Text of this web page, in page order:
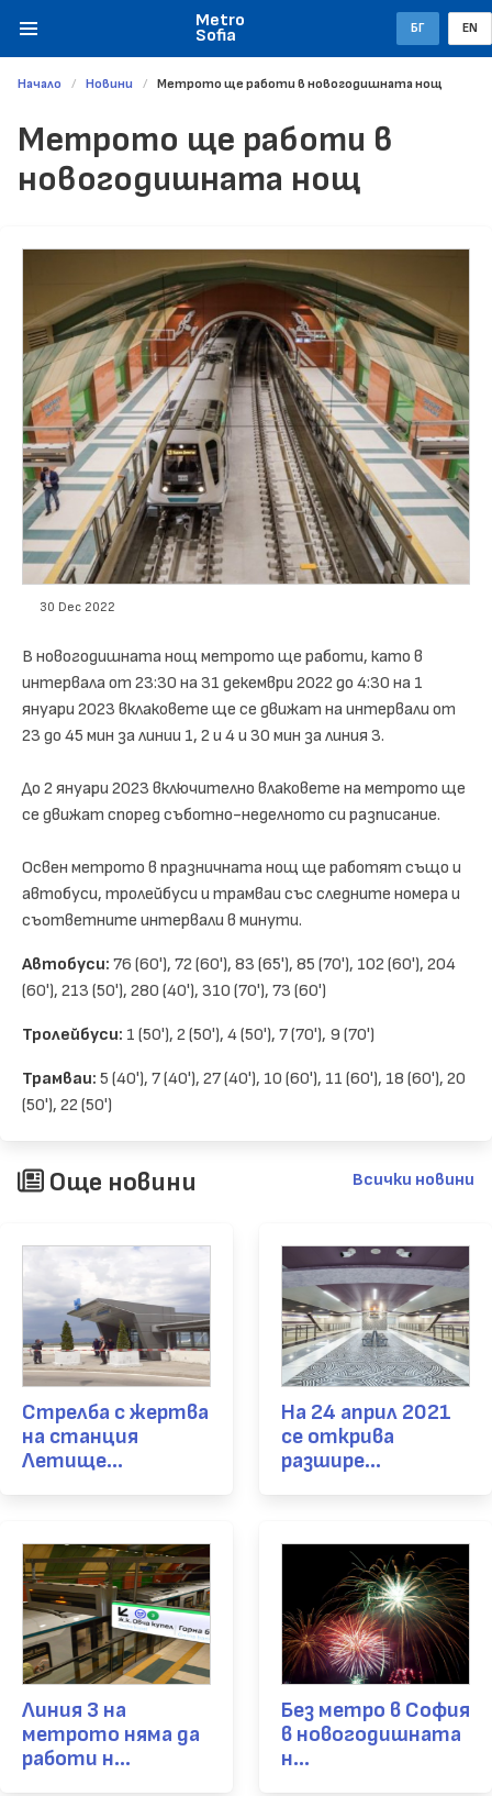
Metro
Sofia БГ EN
Начало Новини Метрото ще работи в новогодишната нощ
Метрото ще работи в
новогодишната нощ
30 Dec 2022
В новогодишната нощ метрото ще работи, като в
интервала от 23:30 на 31 декември 2022 до 4:30 на 1
януари 2023 вклаковете ще се движат на интервали от
23 до 45 мин за линии 1, 2 и 4 и 30 мин за линия 3.
До 2 януари 2023 включително влаковете на метрото ще
се движат според съботно-неделното си разписание.
Освен метрото в празничната нощ ще работят също и
автобуси, тролейбуси и трамваи със следните номера и
съответните интервали в минути.
Автобуси: 76 (60'), 72 (60'), 83 (65'), 85 (70'), 102 (60'), 204
(60'), 213 (50'), 280 (40'), 310 (70'), 73 (60')
Тролейбуси: 1 (50'), 2 (50'), 4 (50'), 7 (70'), 9 (70')
Трамваи: 5 (40'), 7 (40'), 27 (40'), 10 (60'), 11 (60'), 18 (60'), 20
(50'), 22 (50')
Още новини Всички новини
Стрелба с жертва
на станция
Летище...
На 24 април 2021
се открива
разшире...
Линия 3 на
метрото няма да
работи н...
Без метро в София
в новогодишната
н...